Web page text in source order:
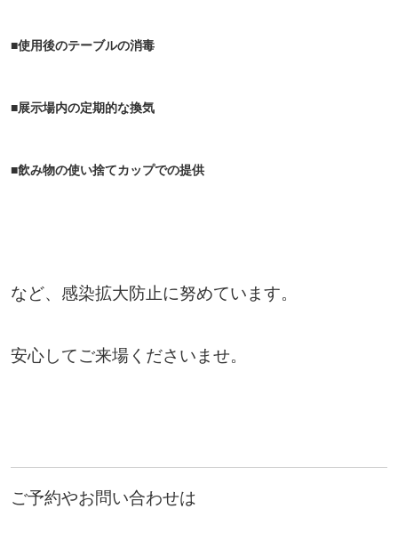
■使用後のテーブルの消毒
■展示場内の定期的な換気
■飲み物の使い捨てカップでの提供
など、感染拡大防止に努めています。
安心してご来場くださいませ。
ご予約やお問い合わせは